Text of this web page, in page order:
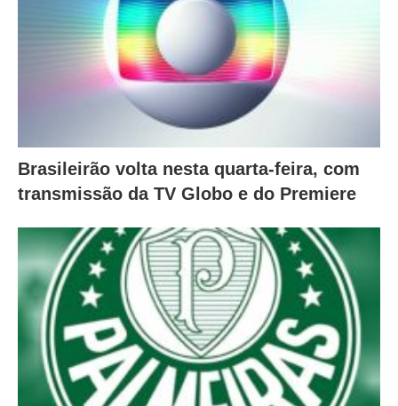
Brasileirão volta nesta quarta-feira, com
transmissão da TV Globo e do Premiere